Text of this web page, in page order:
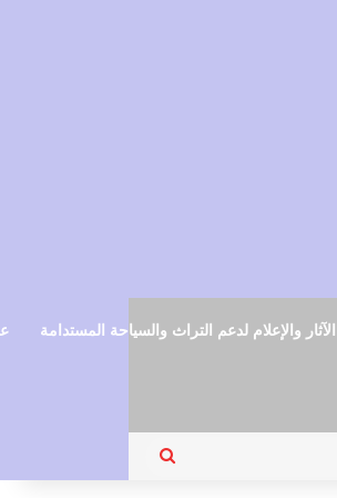
والإعلام لدعم التراث والسياحة المستدامة
بحث